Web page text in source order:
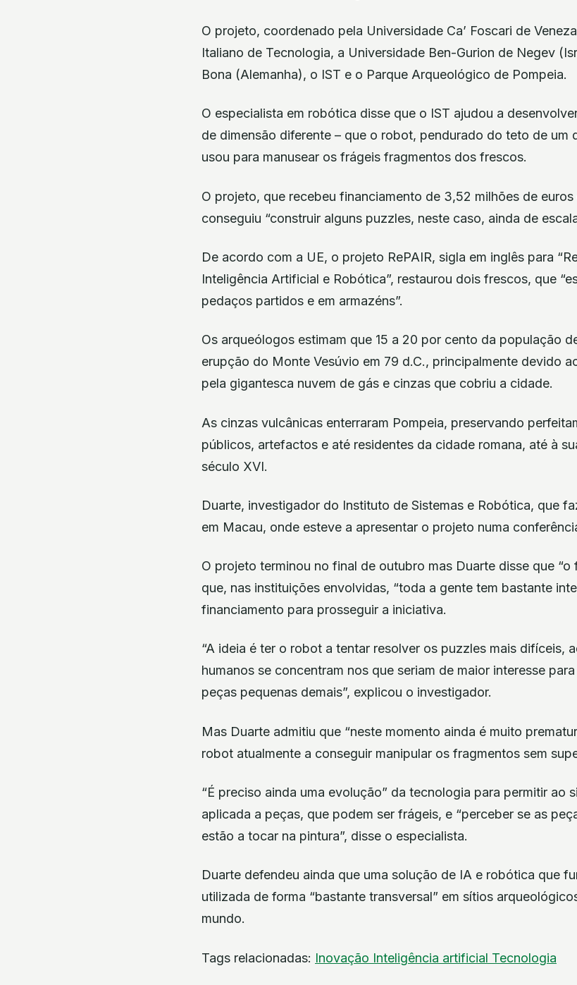
O projeto, coordenado pela Universidade Ca’ Foscari de
Italiano de Tecnologia, a Universidade Ben-Gurion de Negev
Bona (Alemanha), o IST e o Parque Arqueológico de Pompeia.
O especialista em robótica disse que o IST ajudou a
de dimensão diferente – que o robot, pendurado do teto de um
usou para manusear os frágeis fragmentos dos frescos.
O projeto, que recebeu financiamento de 3,52 milhões de
conseguiu “construir alguns puzzles, neste caso, ainda de
De acordo com a UE, o projeto RePAIR, sigla em inglês para
Inteligência Artificial e Robótica”, restaurou dois frescos, que
pedaços partidos e em armazéns”.
Os arqueólogos estimam que 15 a 20 por cento da população
erupção do Monte Vesúvio em 79 d.C., principalmente devido
pela gigantesca nuvem de gás e cinzas que cobriu a cidade.
As cinzas vulcânicas enterraram Pompeia, preservando
públicos, artefactos e até residentes da cidade romana, até à
século XVI.
Duarte, investigador do Instituto de Sistemas e Robótica, que
em Macau, onde esteve a apresentar o projeto numa
O projeto terminou no final de outubro mas Duarte disse que
que, nas instituições envolvidas, “toda a gente tem bastante
financiamento para prosseguir a iniciativa.
“A ideia é ter o robot a tentar resolver os puzzles mais difíceis,
humanos se concentram nos que seriam de maior interesse
peças pequenas demais”, explicou o investigador.
Mas Duarte admitiu que “neste momento ainda é muito
robot atualmente a conseguir manipular os fragmentos sem
“É preciso ainda uma evolução” da tecnologia para permitir ao
aplicada a peças, que podem ser frágeis, e “perceber se as
estão a tocar na pintura”, disse o especialista.
Duarte defendeu ainda que uma solução de IA e robótica que
utilizada de forma “bastante transversal” em sítios
mundo.
Tags relacionadas: Inovação Inteligência artificial Tecnologia